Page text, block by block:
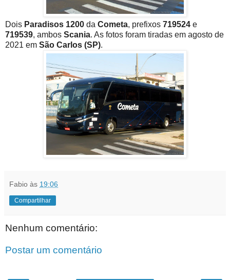
Dois Paradisos 1200 da Cometa, prefixos 719524 e
719539, ambos Scania. As fotos foram tiradas em agosto de
2021 em São Carlos (SP).
Fabio às 19:06
Compartilhar
Nenhum comentário:
Postar um comentário